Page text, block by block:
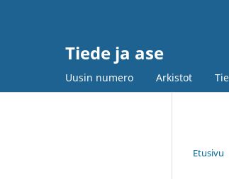
Tiede ja ase
Uusin numero Arkistot
Etusivu